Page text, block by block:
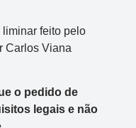
feito pelo
Carlos Viana
o pedido de
legais e não